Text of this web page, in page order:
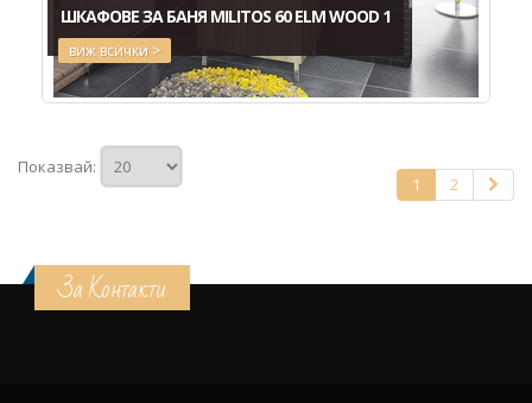
ШКАФОВЕ ЗА БАНЯ MILITOS 60 ELM WOOD 1
виж всички >
Показвай:
1
2
За Контакти